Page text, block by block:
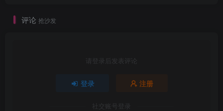
评论 抢沙发
请登录后发表评论
登录 注册
社交账号登录